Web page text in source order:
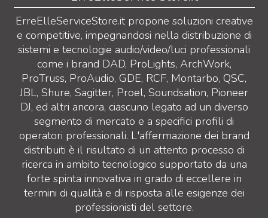
ErreElleServiceStore.it propone soluzioni creative
e competitive, impegnandosi nella distribuzione di
sistemi e tecnologie audio/video/luci professionali
come i brand DAD, ProLights, ArchWork,
ProTruss, ProAudio, GDE, RCF, Montarbo, QSC,
JBL, Shure, Sagitter, Proel, Soundsation, Pioneer
DJ, ed altri ancora, ciascuno legato ad un diverso
segmento di mercato e a specifici profili di
operatori professionali. L'affermazione dei brand
distribuiti è il risultato di un attento processo di
ricerca in ambito tecnologico supportato da una
forte spinta innovativa in grado di eccellere in
termini di qualità e di risposta alle esigenze dei
professionisti del settore.